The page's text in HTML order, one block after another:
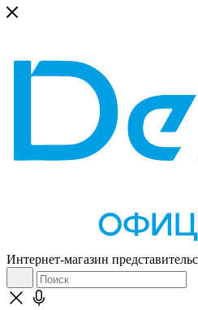
Интернет-магазин